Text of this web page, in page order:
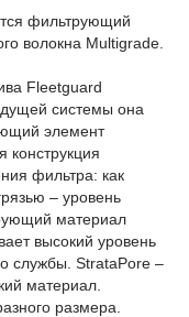
фильтрующий
волокна Multigrade.
Fleetguard
системы она
элемент
конструкция
фильтра: как
– уровень
материал
высокий уровень
службы. StrataPore –
материал.
размера.